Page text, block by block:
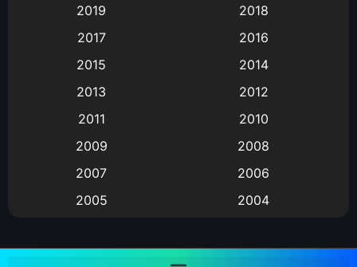
Animation แอนิเมชัน
(9)
Big tits (นมใหญ่)
Bitch (ผู้หญิงร่าน)
2019
2018
2017
2016
2015
2014
2013
2012
2011
2010
2009
2008
2007
2006
2005
2004
2001
2000